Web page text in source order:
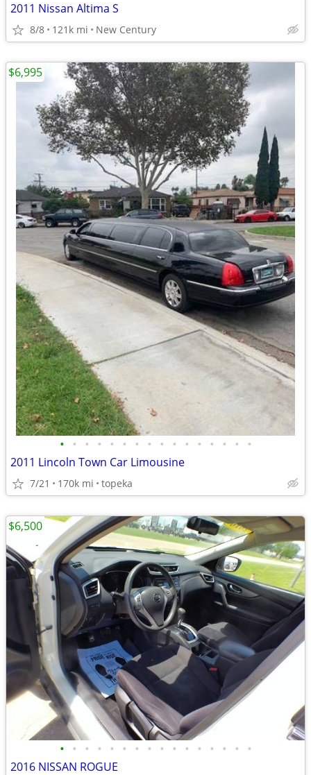
2011 Nissan Altima S
8/8 121k mi New Century
• • • • • • • • • • • • • • • •
2011 Lincoln Town Car Limousine
7/21 170k mi topeka
$6,995
• • • • • • • • • • • • • • • •
2016 NISSAN ROGUE
$6,500